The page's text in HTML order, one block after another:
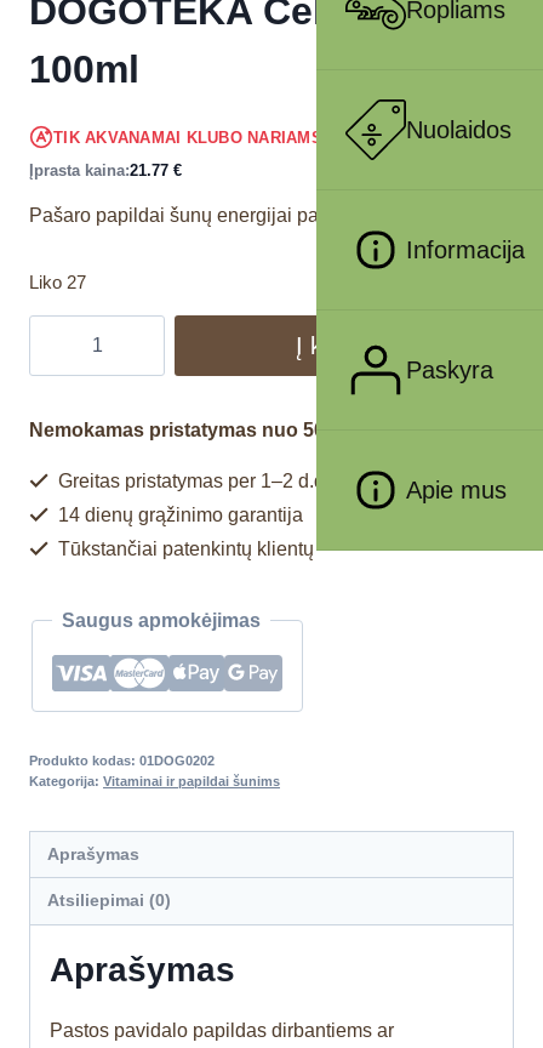
Ropliams
Nuolaidos
Informacija
Paskyra
Apie mus
DOGOTEKA Celervis Pet
100ml
TIK AKVANAMAI KLUBO NARIAMS 20.68€ !
Įprasta kaina:21.77 €
Pašaro papildai šunų energijai palaikyti.
Liko 27
Į krepšelį
Nemokamas pristatymas nuo 50€
Greitas pristatymas per 1–2 d.d.
14 dienų grąžinimo garantija
Tūkstančiai patenkintų klientų
Saugus apmokėjimas
Produkto kodas: 01DOG0202
Kategorija: Vitaminai ir papildai šunims
Aprašymas
Atsiliepimai (0)
Aprašymas
Pastos pavidalo papildas dirbantiems ar